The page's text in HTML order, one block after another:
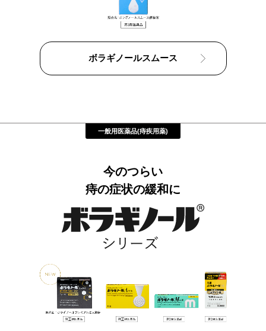
ボラギノールスムース
一般用医薬品(痔疾用薬)
今のつらい
痔の症状の緩和に